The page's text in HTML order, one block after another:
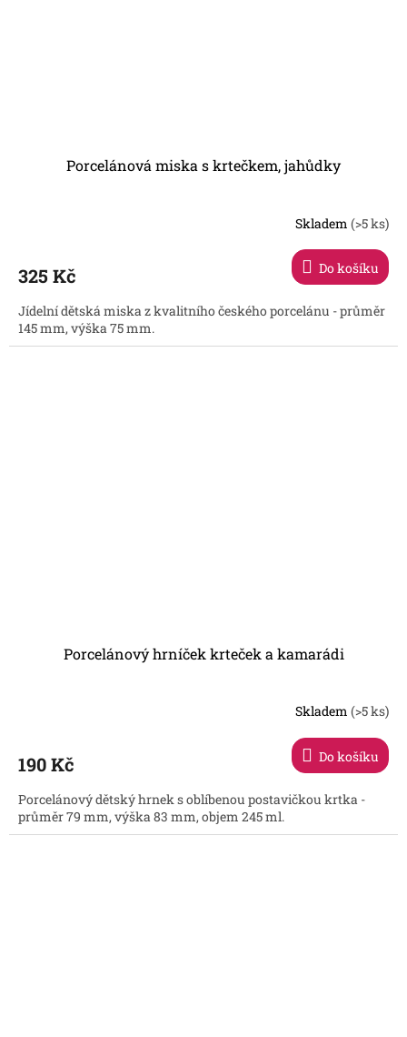
Porcelánová miska s krtečkem, jahůdky
Skladem (>5 ks)
325 Kč Do košíku
Jídelní dětská miska z kvalitního českého porcelánu - průměr
145 mm, výška 75 mm.
Porcelánový hrníček krteček a kamarádi
Skladem (>5 ks)
190 Kč Do košíku
Porcelánový dětský hrnek s oblíbenou postavičkou krtka -
průměr 79 mm, výška 83 mm, objem 245 ml.